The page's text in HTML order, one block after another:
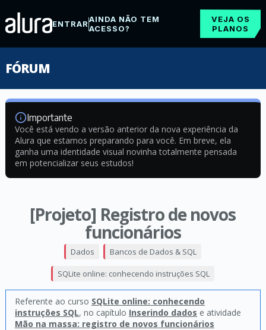
ENTRARAINDA NÃO TEM
ACESSO?
VEJA OS
PLANOS
FÓRUM
Importante
Você está vendo a versão anterior da nova experiência da
Alura que estamos preparando para você. Em breve, ela
ganha uma identidade visual novinha totalmente pensada
em potencializar seus estudos!
[Projeto] Registro de novos
funcionários
Dados Bancos de Dados & SQL
SQLite online: conhecendo instruções SQL
Referente ao curso SQLite online: conhecendo
instruções SQL, no capítulo Inserindo dados e atividade
Mão na massa: registro de novos funcionários